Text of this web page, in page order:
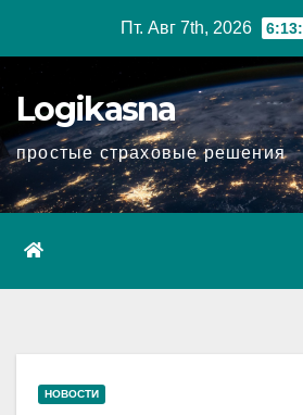
Пт. Авг 7th, 2026
Logikasna
простые страховые решения
НОВОСТИ